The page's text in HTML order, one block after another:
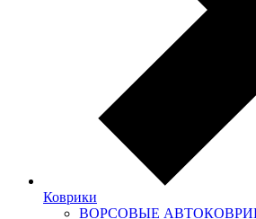
Коврики
ВОРСОВЫЕ